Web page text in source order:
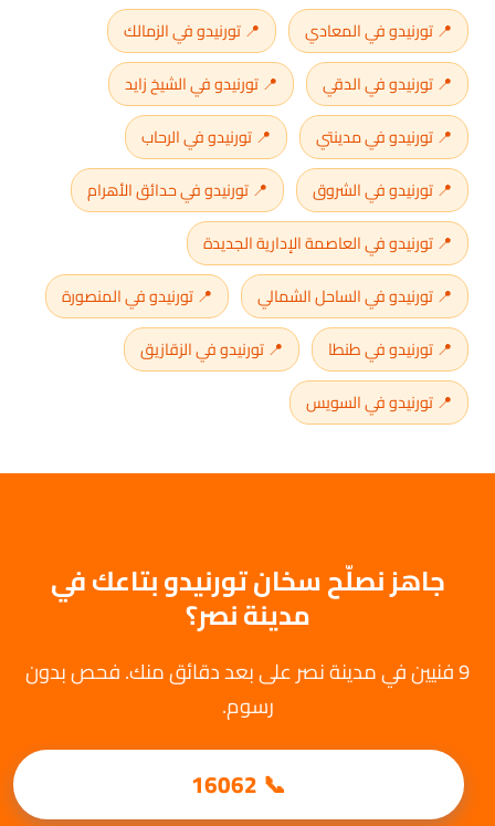
📍 تورنيدو في المعادي
📍 تورنيدو في الزمالك
📍 تورنيدو في الدقي
📍 تورنيدو في الشيخ زايد
📍 تورنيدو في مدينتي
📍 تورنيدو في الرحاب
📍 تورنيدو في الشروق
📍 تورنيدو في حدائق الأهرام
📍 تورنيدو في العاصمة الإدارية الجديدة
📍 تورنيدو في الساحل الشمالي
📍 تورنيدو في المنصورة
📍 تورنيدو في طنطا
📍 تورنيدو في الزقازيق
📍 تورنيدو في السويس
جاهز نصلّح سخان تورنيدو بتاعك في
مدينة نصر؟
9 فنيين في مدينة نصر على بعد دقائق منك. فحص بدون
رسوم.
📞 16062